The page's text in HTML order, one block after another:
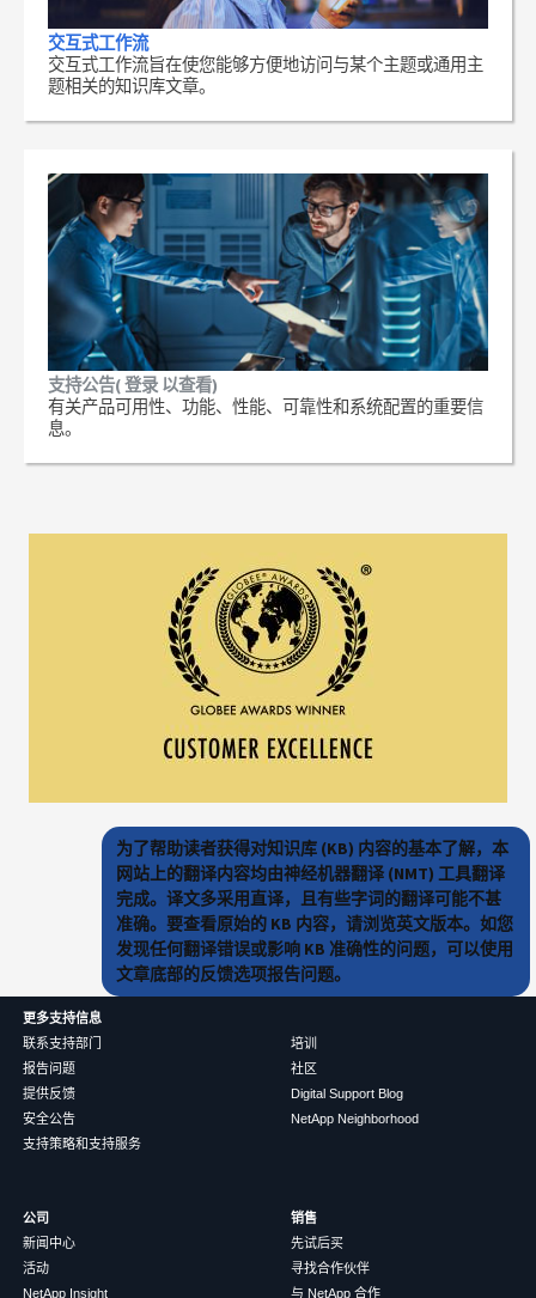
交互式工作流
交互式工作流旨在使您能够方便地访问与某个主题或通用主
题相关的知识库文章。
支持公告( 登录 以查看)
有关产品可用性、功能、性能、可靠性和系统配置的重要信
息。
为了帮助读者获得对知识库 (KB) 内容的基本了解，本
网站上的翻译内容均由神经机器翻译 (NMT) 工具翻译
完成。译文多采用直译，且有些字词的翻译可能不甚
准确。要查看原始的 KB 内容，请浏览英文版本。如您
发现任何翻译错误或影响 KB 准确性的问题，可以使用
文章底部的反馈选项报告问题。
更多支持信息
联系支持部门
报告问题
提供反馈
安全公告
支持策略和支持服务
培训
社区
Digital Support Blog
NetApp Neighborhood
公司
新闻中心
活动
NetApp Insight
销售
先试后买
寻找合作伙伴
与 NetApp 合作